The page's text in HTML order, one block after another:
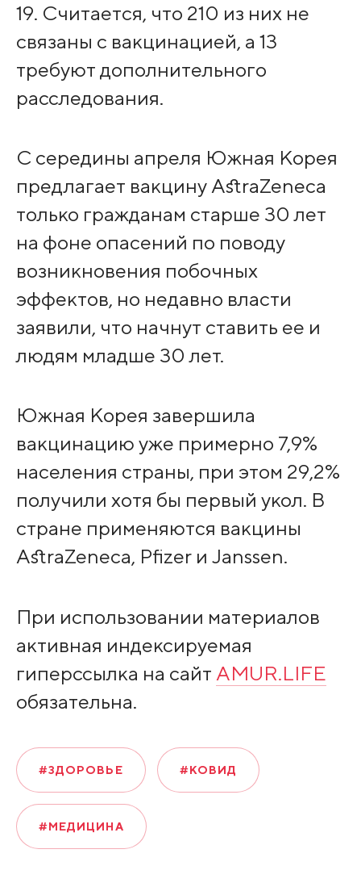
19. Считается, что 210 из них не
связаны с вакцинацией, а 13
требуют дополнительного
расследования.
С середины апреля Южная Корея
предлагает вакцину AstraZeneca
только гражданам старше 30 лет
на фоне опасений по поводу
возникновения побочных
эффектов, но недавно власти
заявили, что начнут ставить ее и
людям младше 30 лет.
Южная Корея завершила
вакцинацию уже примерно 7,9%
населения страны, при этом 29,2%
получили хотя бы первый укол. В
стране применяются вакцины
AstraZeneca, Pfizer и Janssen.
При использовании материалов
активная индексируемая
гиперссылка на сайт AMUR.LIFE
обязательна.
#ЗДОРОВЬЕ #КОВИД
#МЕДИЦИНА